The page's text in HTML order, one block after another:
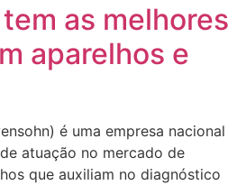
as melhores
aparelhos e
é uma empresa nacional
atuação no mercado de
que auxiliam no diagnóstico